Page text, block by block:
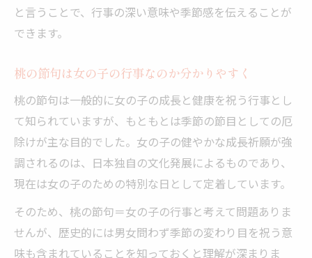
と言うことで、行事の深い意味や季節感を伝えることが
できます。
桃の節句は女の子の行事なのか分かりやすく
桃の節句は一般的に女の子の成長と健康を祝う行事とし
て知られていますが、もともとは季節の節目としての厄
除けが主な目的でした。女の子の健やかな成長祈願が強
調されるのは、日本独自の文化発展によるものであり、
現在は女の子のための特別な日として定着しています。
そのため、桃の節句＝女の子の行事と考えて問題ありま
せんが、歴史的には男女問わず季節の変わり目を祝う意
味も含まれていることを知っておくと理解が深まりま